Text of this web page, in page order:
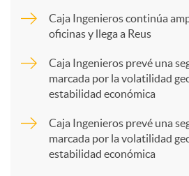
p
a
Caja Ingenieros continúa
oficinas y llega a Reus
Caja Ingenieros prevé una
marcada por la volatilidad
estabilidad económica
Caja Ingenieros prevé una
marcada por la volatilidad
estabilidad económica